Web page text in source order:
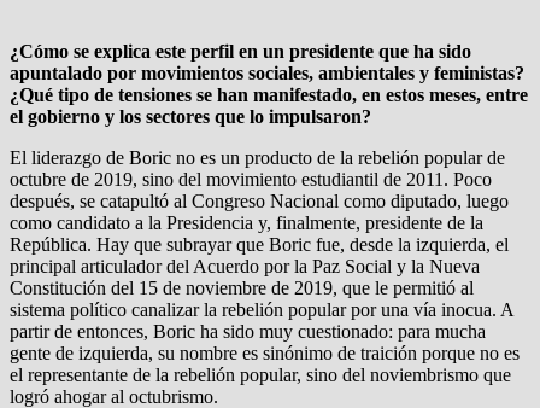
¿Cómo se explica este perfil en un presidente que ha sido
apuntalado por movimientos sociales, ambientales y feministas?
¿Qué tipo de tensiones se han manifestado, en estos meses, entre
el gobierno y los sectores que lo impulsaron?
El liderazgo de Boric no es un producto de la rebelión popular de
octubre de 2019, sino del movimiento estudiantil de 2011. Poco
después, se catapultó al Congreso Nacional como diputado, luego
como candidato a la Presidencia y, finalmente, presidente de la
República. Hay que subrayar que Boric fue, desde la izquierda, el
principal articulador del Acuerdo por la Paz Social y la Nueva
Constitución del 15 de noviembre de 2019, que le permitió al
sistema político canalizar la rebelión popular por una vía inocua. A
partir de entonces, Boric ha sido muy cuestionado: para mucha
gente de izquierda, su nombre es sinónimo de traición porque no es
el representante de la rebelión popular, sino del noviembrismo que
logró ahogar al octubrismo.